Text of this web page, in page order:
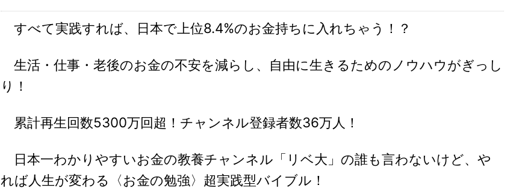
すべて実践すれば、日本で上位8.4%のお金持ちに入れちゃう！？
生活・仕事・老後のお金の不安を減らし、自由に生きるためのノウハウがぎっし
り！
累計再生回数5300万回超！チャンネル登録者数36万人！
日本一わかりやすいお金の教養チャンネル「リベ大」の誰も言わないけど、や
れば人生が変わる〈お金の勉強〉超実践型バイブル！